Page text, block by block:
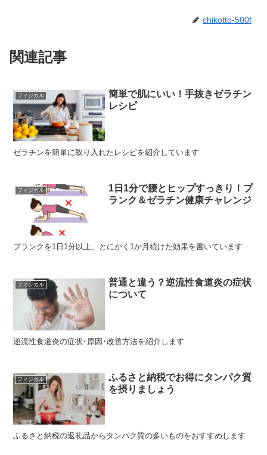
chikotto-500f
関連記事
フィジカル
簡単で肌にいい！手抜きゼラチン
レシピ
ゼラチンを簡単に取り入れたレシピを紹介しています
フィジカル
1日1分で腰とヒップすっきり！プ
ランク＆ゼラチン健康チャレンジ
プランクを1日1分以上、とにかく1か月続けた効果を書いています
フィジカル
普通と違う？逆流性食道炎の症状
について
逆流性食道炎の症状･原因･改善方法を紹介します
フィジカル
ふるさと納税でお得にタンパク質
を摂りましょう
ふるさと納税の返礼品からタンパク質の多いものをおすすめします